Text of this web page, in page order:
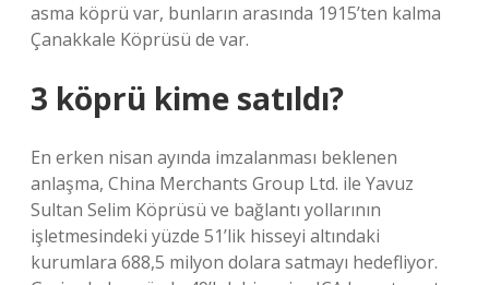
asma köprü var, bunların arasında 1915’ten kalma
Çanakkale Köprüsü de var.
3 köprü kime satıldı?
En erken nisan ayında imzalanması beklenen
anlaşma, China Merchants Group Ltd. ile Yavuz
Sultan Selim Köprüsü ve bağlantı yollarının
işletmesindeki yüzde 51’lik hisseyi altındaki
kurumlara 688,5 milyon dolara satmayı hedefliyor.